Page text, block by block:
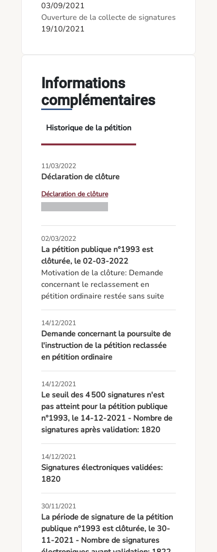
03/09/2021
Ouverture de la collecte de signatures
19/10/2021
Informations
complémentaires
Historique de la pétition
11/03/2022
Déclaration de clôture
Déclaration de clôture
02/03/2022
La pétition publique n°1993 est
clôturée, le 02-03-2022
Motivation de la clôture: Demande
concernant le reclassement en
pétition ordinaire restée sans suite
14/12/2021
Demande concernant la poursuite de
l'instruction de la pétition reclassée
en pétition ordinaire
14/12/2021
Le seuil des 4 500 signatures n'est
pas atteint pour la pétition publique
n°1993, le 14-12-2021 - Nombre de
signatures après validation: 1820
14/12/2021
Signatures électroniques validées:
1820
30/11/2021
La période de signature de la pétition
publique n°1993 est clôturée, le 30-
11-2021 - Nombre de signatures